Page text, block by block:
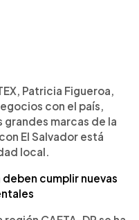
Patricia Figueroa,
con el país,
marcas de la
El Salvador está
local.
cumplir nuevas